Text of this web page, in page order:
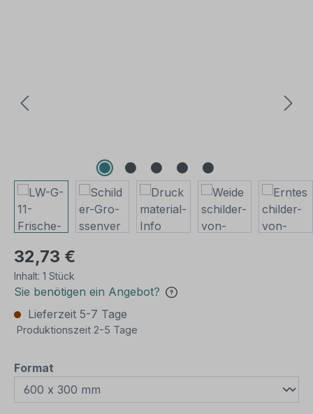
32,73 €
Inhalt: 1 Stück
Sie benötigen ein Angebot?
Lieferzeit 5-7 Tage
Produktionszeit 2-5 Tage
Format